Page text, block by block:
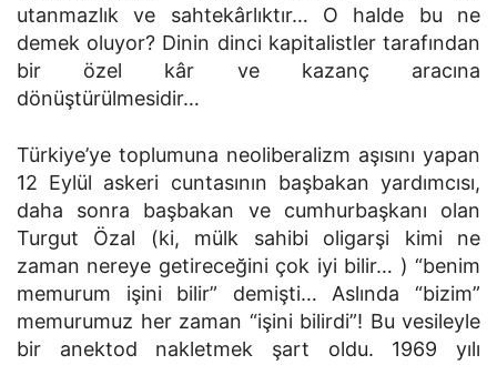
utanmazlık ve sahtekârlıktır… O halde bu ne
demek oluyor? Dinin dinci kapitalistler tarafından
bir özel kâr ve kazanç aracına
dönüştürülmesidir…
Türkiye’ye toplumuna neoliberalizm aşısını yapan
12 Eylül askeri cuntasının başbakan yardımcısı,
daha sonra başbakan ve cumhurbaşkanı olan
Turgut Özal (ki, mülk sahibi oligarşi kimi ne
zaman nereye getireceğini çok iyi bilir… ) “benim
memurum işini bilir” demişti… Aslında “bizim”
memurumuz her zaman “işini bilirdi”! Bu vesileyle
bir anektod nakletmek şart oldu. 1969 yılı